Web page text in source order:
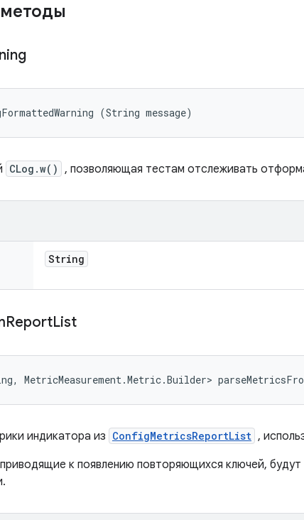
(String message)
CLog.w() , позволяющая тестам отслеживать
String
ReportList
MetricMeasurement.Metric.Builder>
индикатора из ConfigMetricsReportList ,
к появлению повторяющихся ключей, будут